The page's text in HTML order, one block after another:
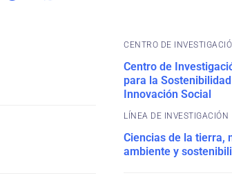
CENTRO DE
Centro de
para la
Innovación Social
Ciencias de la tierra,
ambiente y